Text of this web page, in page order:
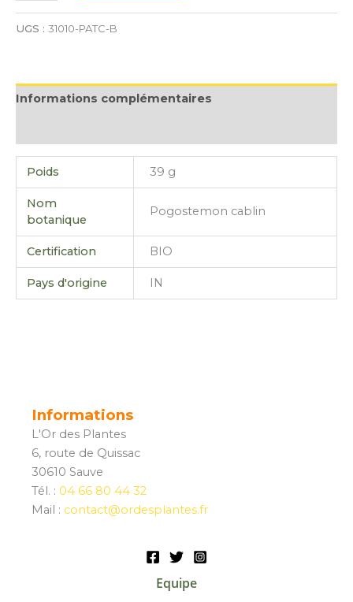
UGS : 31010-PATC-B
Informations complémentaires
Poids 39 g
Nom
botanique
Pogostemon cablin
Certification BIO
Pays d'origine IN
Informations
L'Or des Plantes
6, route de Quissac
30610 Sauve
Tél. : 04 66 80 44 32
Mail : contact@ordesplantes.fr
Equipe